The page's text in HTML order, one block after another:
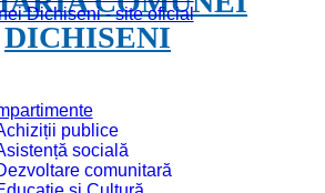
DICHISENI
publice
socială
comunitară